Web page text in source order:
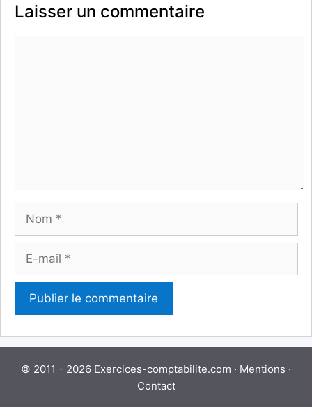
Laisser un commentaire
Nom
© 2011 - 2026 Exercices-comptabilite.com · Mentions ·
Contact